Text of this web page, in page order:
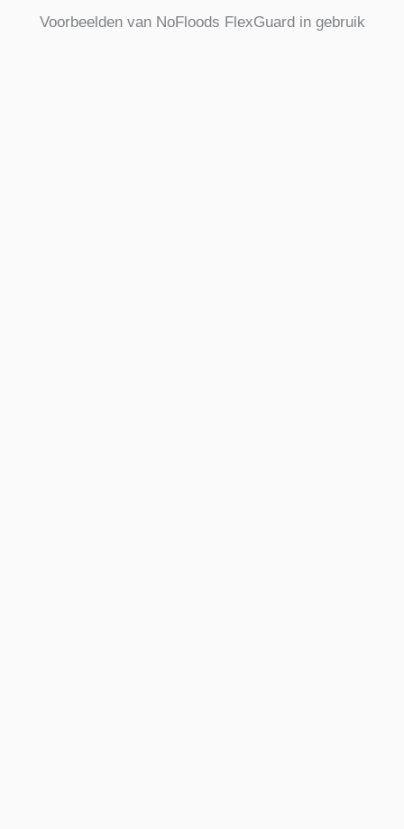
Voorbeelden van NoFloods FlexGuard in gebruik